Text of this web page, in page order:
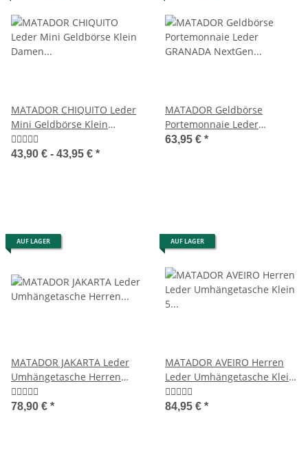
MATADOR CHIQUITO Leder
Mini Geldbörse Klein
Damen Herren RFID
43,90 € - 43,95 € *
MATADOR Geldbörse
Portemonnaie Leder
GRANADA NextGen RFID TüV
63,95 € *
AUF LAGER
MATADOR JAKARTA Leder
Umhängetasche Herren
Schultertasche
78,90 € *
AUF LAGER
MATADOR AVEIRO Herren
Leder Umhängetasche Klein
5 Farben
84,95 € *